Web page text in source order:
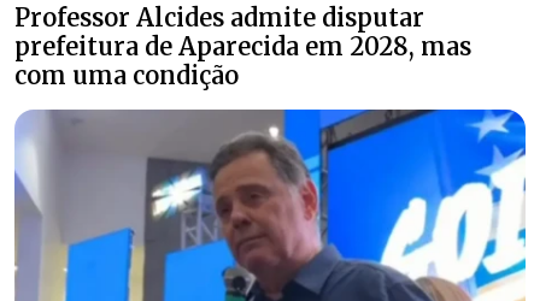
Professor Alcides admite disputar
prefeitura de Aparecida em 2028, mas
com uma condição